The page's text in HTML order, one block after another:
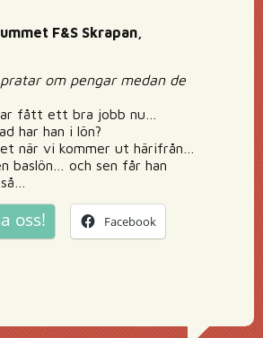
F&S Skrapan,
om pengar medan de
fått ett bra jobb nu…
har han i lön?
när vi kommer ut härifrån…
baslön… och sen får han
oss! Facebook